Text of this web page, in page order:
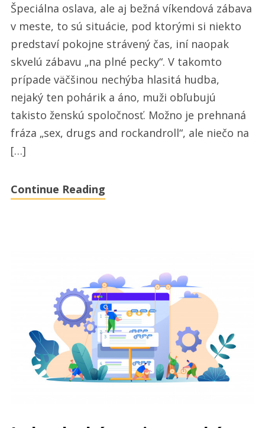
s
názvem
Zábava,
večierok
a
nezabudnuteľný
sex
Špeciálna oslava, ale aj bežná víkendová zábava
v meste, to sú situácie, pod ktorými si niekto
predstaví pokojne strávený čas, iní naopak
skvelú zábavu „na plné pecky“. V takomto
prípade väčšinou nechýba hlasitá hudba,
nejaký ten pohárik a áno, muži obľubujú
takisto ženskú spoločnosť. Možno je prehnaná
fráza „sex, drugs and rockandroll“, ale niečo na
[…]
Continue Reading